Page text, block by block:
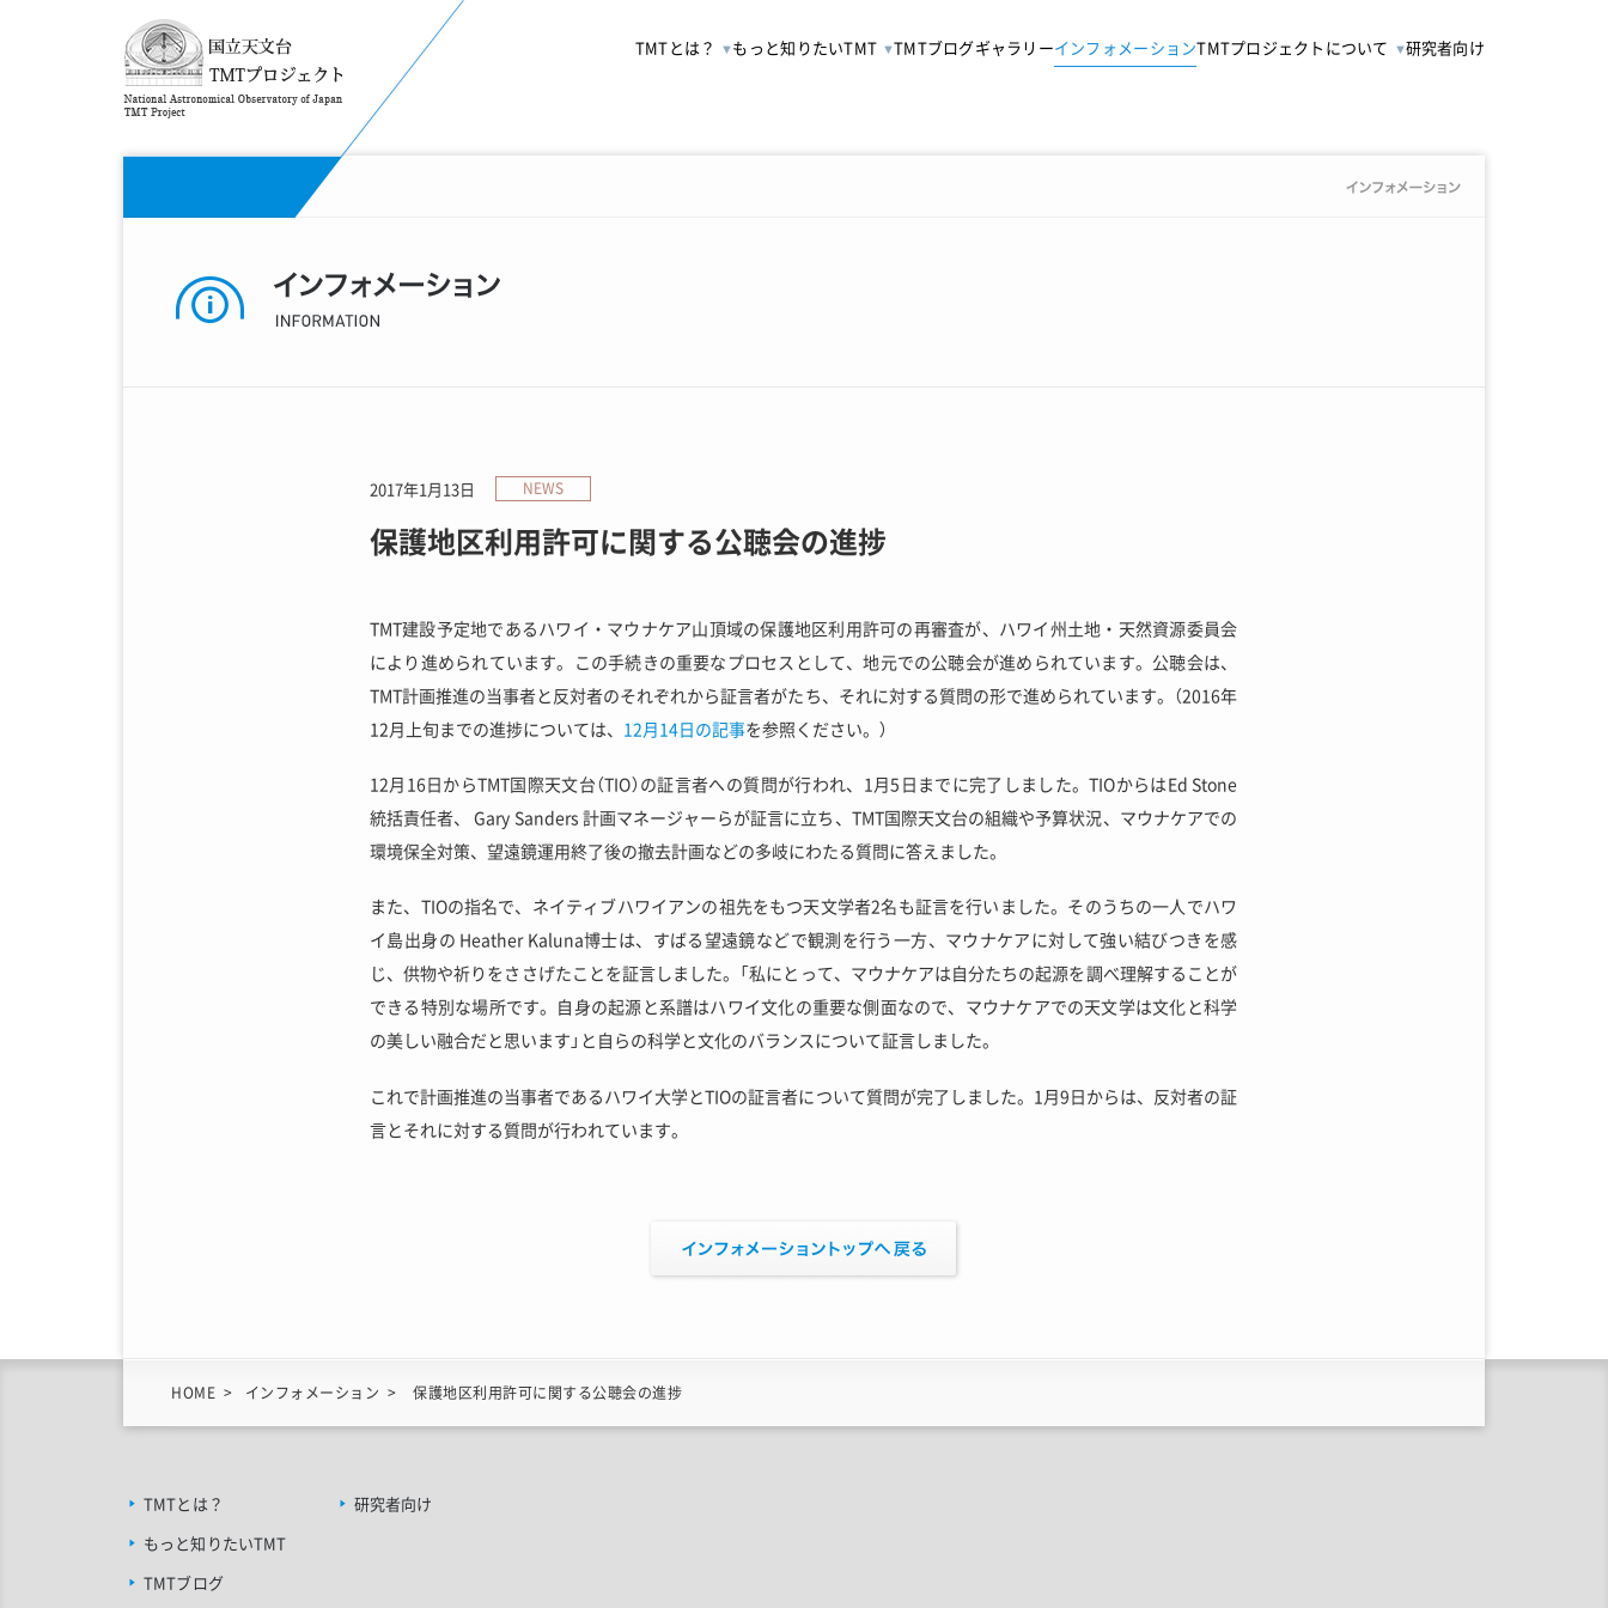
TMTとは？ もっと知りたいTMT TMTブログギャラリーインフォメーションTMTプロジェクトについて 研究者向け
保護地区利用許可に関する公聴会の進捗
2017年1月13日 NEWS
TMT建設予定地であるハワイ・マウナケア山頂域の保護地区利用許可の再審査が、ハワイ州土地・天然資源委員会
により進められています。この手続きの重要なプロセスとして、地元での公聴会が進められています。公聴会は、
TMT計画推進の当事者と反対者のそれぞれから証言者がたち、それに対する質問の形で進められています。（2016年
12月 上旬までの進捗については、 12月14日の記事を参照ください。）
12月16日からTMT国際天文台（TIO）の証言者への質問が行われ、 1月5日 までに完了しました。TIOからはEd Stone
統括責任者、 Gary Sanders 計画マネージャーらが証言に立ち、TMT国際天文台の組織や予算状況、マウナケアでの
環境保全対策、望遠鏡運用終了後の撤去計画などの多岐にわたる質問に答えました。
また、TIOの指名で、ネイティブハワイアンの祖先をもつ天文学者2名も証言を行いました。そのうちの一人でハワ
イ島出身の Heather Kaluna博士は、すばる望遠鏡などで観測を行う一方、マウナケアに対して強い結びつきを感
じ、供物や祈りをささげたことを証言しました。「私にとって、マウナケアは自分たちの起源を調べ理解することが
できる特別な場所です。自身の起源と系譜はハワイ文化の重要な側面なので、マウナケアでの天文学は文化と科学
の美しい融合だと思います」と自らの科学と文化のバランスについて証言しました。
これで計画推進の当事者であるハワイ大学とTIOの証言者について質問が完了しました。 1月9日からは、反対者の証
言とそれに対する質問が行われています。
HOME インフォメーション 保護地区利用許可に関する公聴会の進捗
TMTとは？
もっと知りたいTMT
TMTブログ
研究者向け